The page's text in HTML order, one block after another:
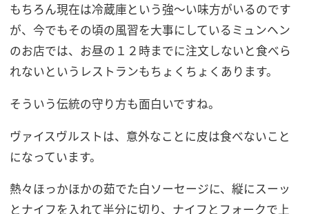
もちろん現在は冷蔵庫という強～い味方がいるのです
が、今でもその頃の風習を大事にしているミュンヘン
のお店では、お昼の１２時までに注文しないと食べら
れないというレストランもちょくちょくあります。
そういう伝統の守り方も面白いですね。
ヴァイスヴルストは、意外なことに皮は食べないこと
になっています。
熱々ほっかほかの茹でた白ソーセージに、縦にスーッ
とナイフを入れて半分に切り、ナイフとフォークで上